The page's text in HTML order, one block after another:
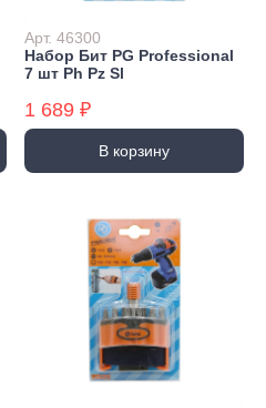
Арт. 46300
Набор Бит PG Professional
7 шт Ph Pz Sl
1 689 ₽
В корзину